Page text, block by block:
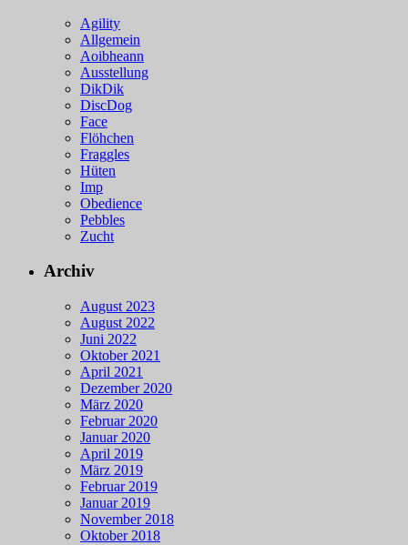
Agility
Allgemein
Aoibheann
Ausstellung
DikDik
DiscDog
Face
Flöhchen
Fraggles
Hüten
Imp
Obedience
Pebbles
Zucht
Archiv
August 2023
August 2022
Juni 2022
Oktober 2021
April 2021
Dezember 2020
März 2020
Februar 2020
Januar 2020
April 2019
März 2019
Februar 2019
Januar 2019
November 2018
Oktober 2018